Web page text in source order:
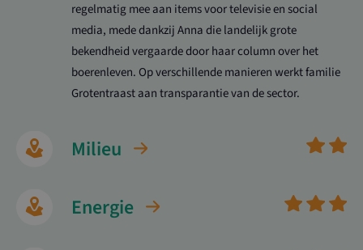
regelmatig mee aan items voor televisie en social
media, mede dankzij Anna die landelijk grote
bekendheid vergaarde door haar column over het
boerenleven. Op verschillende manieren werkt familie
Grotentraast aan transparantie van de sector.
Milieu
Energie